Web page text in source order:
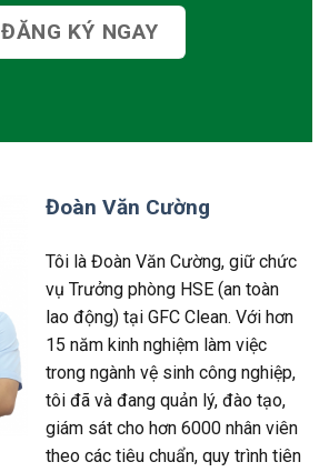
ĐĂNG KÝ NGAY
Đoàn Văn Cường
Tôi là Đoàn Văn Cường, giữ chức
vụ Trưởng phòng HSE (an toàn
lao động) tại GFC Clean. Với hơn
15 năm kinh nghiệm làm việc
trong ngành vệ sinh công nghiệp,
tôi đã và đang quản lý, đào tạo,
giám sát cho hơn 6000 nhân viên
theo các tiêu chuẩn, quy trình tiên